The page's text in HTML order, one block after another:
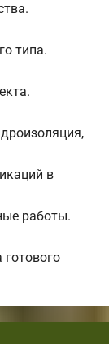
типа.
в
работы.
готового